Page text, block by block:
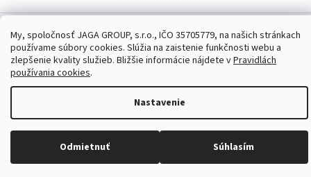
My, spoločnosť JAGA GROUP, s.r.o., IČO 35705779, na našich stránkach
používame súbory cookies. Slúžia na zaistenie funkčnosti webu a
zlepšenie kvality služieb. Bližšie informácie nájdete vPravidlách
používania cookies.
Nastavenie
Odmietnuť Súhlasím
Copyright 2026JAGASTORE.sk
nastavenie cookies